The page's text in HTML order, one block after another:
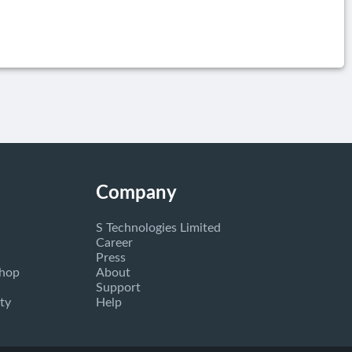
Company
S Technologies Limited
Career
Press
About
Support
Help